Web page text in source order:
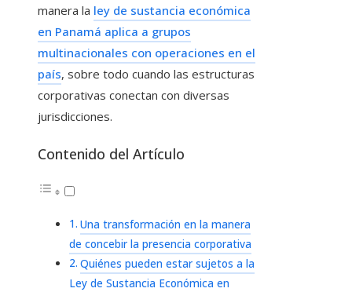
manera la ley de sustancia económica
en Panamá aplica a grupos
multinacionales con operaciones en el
país, sobre todo cuando las estructuras
corporativas conectan con diversas
jurisdicciones.
Contenido del Artículo
Una transformación en la manera
de concebir la presencia corporativa
Quiénes pueden estar sujetos a la
Ley de Sustancia Económica en